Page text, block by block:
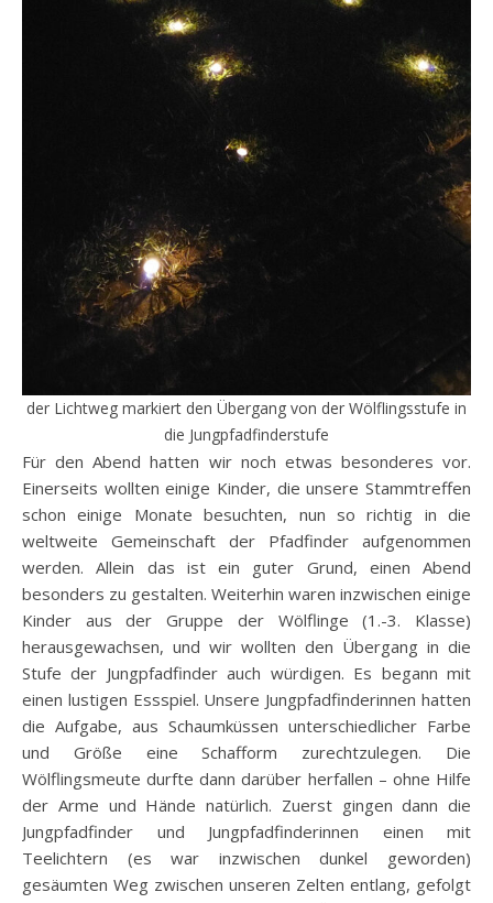
der Lichtweg markiert den Übergang von der Wölflingsstufe in
die Jungpfadfinderstufe
Für den Abend hatten wir noch etwas besonderes vor.
Einerseits wollten einige Kinder, die unsere Stammtreffen
schon einige Monate besuchten, nun so richtig in die
weltweite Gemeinschaft der Pfadfinder aufgenommen
werden. Allein das ist ein guter Grund, einen Abend
besonders zu gestalten. Weiterhin waren inzwischen einige
Kinder aus der Gruppe der Wölflinge (1.-3. Klasse)
herausgewachsen, und wir wollten den Übergang in die
Stufe der Jungpfadfinder auch würdigen. Es begann mit
einen lustigen Essspiel. Unsere Jungpfadfinderinnen hatten
die Aufgabe, aus Schaumküssen unterschiedlicher Farbe
und Größe eine Schafform zurechtzulegen. Die
Wölflingsmeute durfte dann darüber herfallen – ohne Hilfe
der Arme und Hände natürlich. Zuerst gingen dann die
Jungpfadfinder und Jungpfadfinderinnen einen mit
Teelichtern (es war inzwischen dunkel geworden)
gesäumten Weg zwischen unseren Zelten entlang, gefolgt